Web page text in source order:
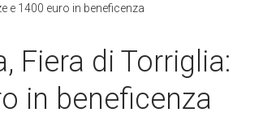
e 1400 euro in beneficenza
Fiera di Torriglia:
in beneficenza